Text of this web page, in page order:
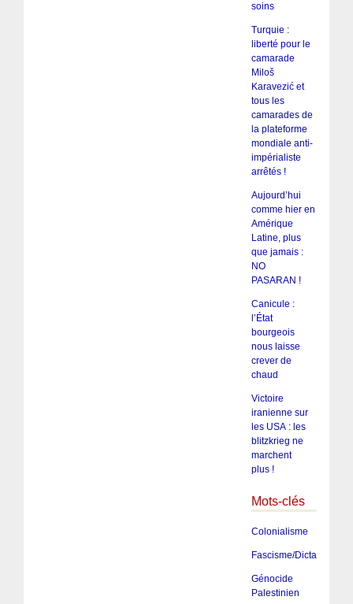
soins
Turquie :
liberté pour le
camarade
Miloš
Karavezić et
tous les
camarades de
la plateforme
mondiale anti-
impérialiste
arrêtés !
Aujourd’hui
comme hier en
Amérique
Latine, plus
que jamais :
NO
PASARAN !
Canicule :
l’État
bourgeois
nous laisse
crever de
chaud
Victoire
iranienne sur
les USA : les
blitzkrieg ne
marchent
plus !
Mots-clés
Colonialisme
Fascisme/Dictature/
Génocide
Palestinien